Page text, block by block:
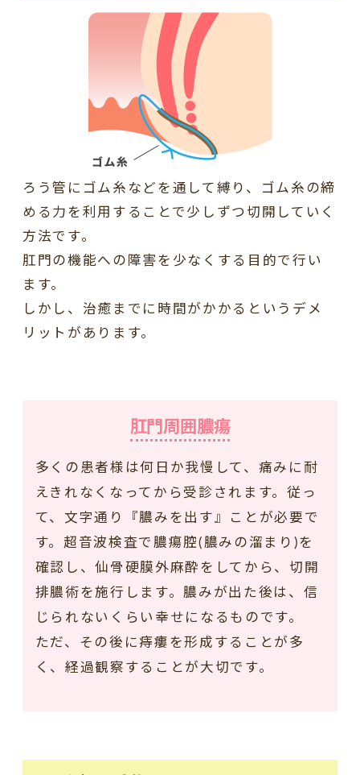
ろう管にゴム糸などを通して縛り、ゴム糸の締
める力を利用することで少しずつ切開していく
方法です。
肛門の機能への障害を少なくする目的で行い
ます。
しかし、治癒までに時間がかかるというデメ
リットがあります。
肛門周囲膿瘍
多くの患者様は何日か我慢して、痛みに耐
えきれなくなってから受診されます。従っ
て、文字通り『膿みを出す』ことが必要で
す。超音波検査で膿瘍腔(膿みの溜まり)を
確認し、仙骨硬膜外麻酔をしてから、切開
排膿術を施行します。膿みが出た後は、信
じられないくらい幸せになるものです。
ただ、その後に痔瘻を形成することが多
く、経過観察することが大切です。